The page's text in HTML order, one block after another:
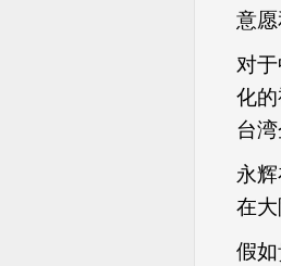
意愿
对
化
台
永
在
假